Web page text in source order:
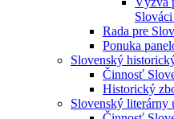
Rada pre
Ponuka
Slovenský
Činnosť
Historický
Slovenský literárny